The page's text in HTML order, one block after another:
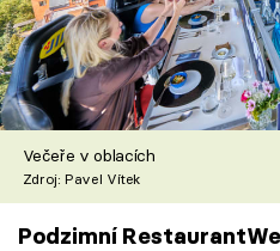
Večeře v oblacích
Zdroj: Pavel Vítek
Podzimní